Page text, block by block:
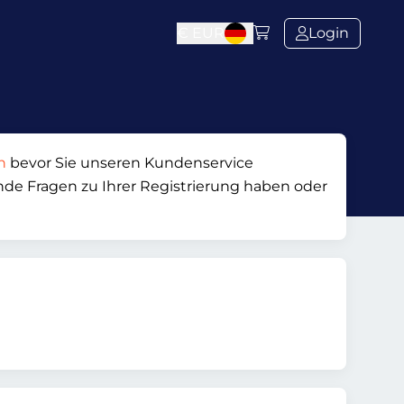
Login
bevor Sie unseren Kundenservice
Fragen zu Ihrer Registrierung haben oder